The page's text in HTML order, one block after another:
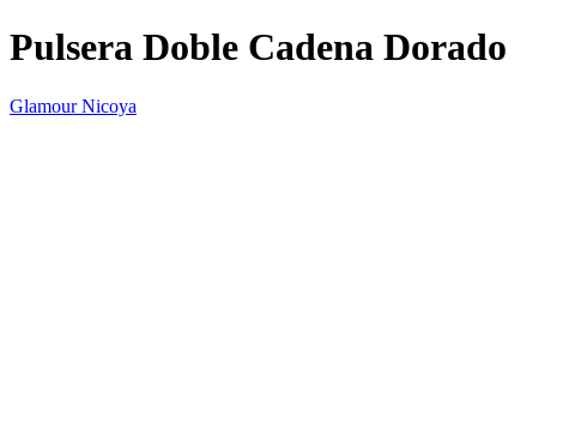
Pulsera Doble Cadena Dorado
Glamour Nicoya